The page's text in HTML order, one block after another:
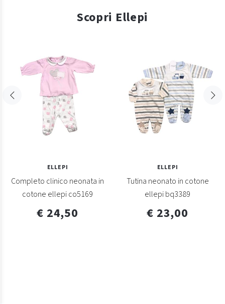
Scopri Ellepi
ELLEPI
Completo clinico neonata in
cotone ellepi co5169
€ 24,50
ELLEPI
Tutina neonato in cotone
ellepi bq3389
€ 23,00